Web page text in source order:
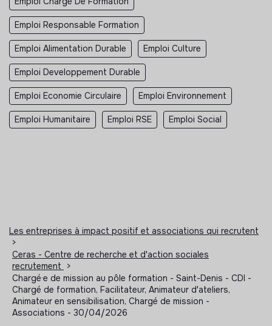
Emploi Responsable Formation
Emploi Alimentation Durable Emploi Culture
Emploi Developpement Durable
Emploi Economie Circulaire Emploi Environnement
Emploi Humanitaire Emploi RSE Emploi Social
Les entreprises à impact positif et associations qui recrutent
>
Ceras - Centre de recherche et d'action sociales
recrutement
>
Chargé·e de mission au pôle formation - Saint-Denis - CDI -
Chargé de formation, Facilitateur, Animateur d'ateliers,
Animateur en sensibilisation, Chargé de mission -
Associations - 30/04/2026